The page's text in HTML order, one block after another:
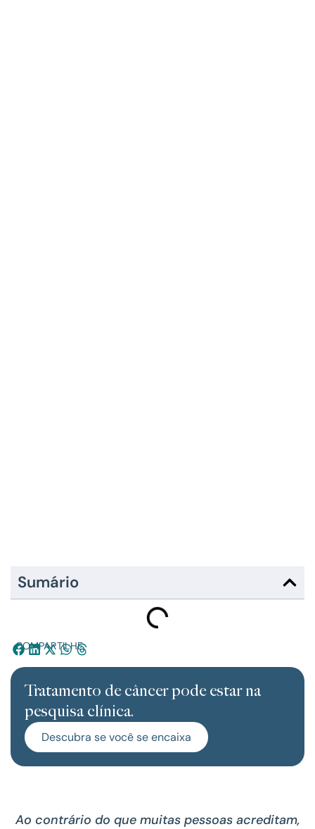
Sumário
COMPARTILHE:
Tratamento de câncer pode estar na
pesquisa clínica.
Descubra se você se encaixa
Ao contrário do que muitas pessoas acreditam,